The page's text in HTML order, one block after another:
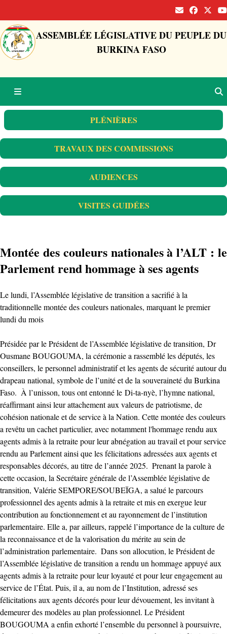
ASSEMBLÉE LÉGISLATIVE DU PEUPLE DU
BURKINA FASO
PLÉNIÈRES
TRAVAUX DES COMMISSIONS
AUDIENCES
VISITES GUIDÉES
Montée des couleurs nationales à l’ALT : le
Parlement rend hommage à ses agents ‎
‎Le lundi, l’Assemblée législative de transition a sacrifié à la
traditionnelle montée des couleurs nationales, marquant le premier
lundi du mois
Présidée par le Président de l’Assemblée législative de transition, Dr
Ousmane BOUGOUMA, la cérémonie a rassemblé les députés, les
conseillers, le personnel administratif et les agents de sécurité autour du
drapeau national, symbole de l’unité et de la souveraineté du Burkina
Faso. ‎ ‎À l’unisson, tous ont entonné le Di-ta-nyè, l’hymne national,
réaffirmant ainsi leur attachement aux valeurs de patriotisme, de
cohésion nationale et de service à la Nation. ‎Cette montée des couleurs
a revêtu un cachet particulier, avec notamment l'hommage rendu aux
agents admis à la retraite pour leur abnégation au travail et pour service
rendu au Parlement ainsi que les félicitations adressées aux agents et
responsables décorés, au titre de l’année 2025. ‎ ‎Prenant la parole à
cette occasion, la Secrétaire générale de l’Assemblée législative de
transition, Valérie SEMPORE/SOUBEÏGA, a salué le parcours
professionnel des agents admis à la retraite et mis en exergue leur
contribution au fonctionnement et au rayonnement de l’institution
parlementaire. Elle a, par ailleurs, rappelé l’importance de la culture de
la reconnaissance et de la valorisation du mérite au sein de
l’administration parlementaire. ‎ ‎Dans son allocution, le Président de
l’Assemblée législative de transition a rendu un hommage appuyé aux
agents admis à la retraite pour leur loyauté et pour leur engagement au
service de l’État. Puis, il a, au nom de l’Institution, adressé ses
félicitations aux agents décorés pour leur dévouement, les invitant à
demeurer des modèles au plan professionnel. ‎Le Président
BOUGOUMA a enfin exhorté l’ensemble du personnel à poursuivre,